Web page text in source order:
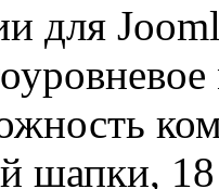
для
шапки,